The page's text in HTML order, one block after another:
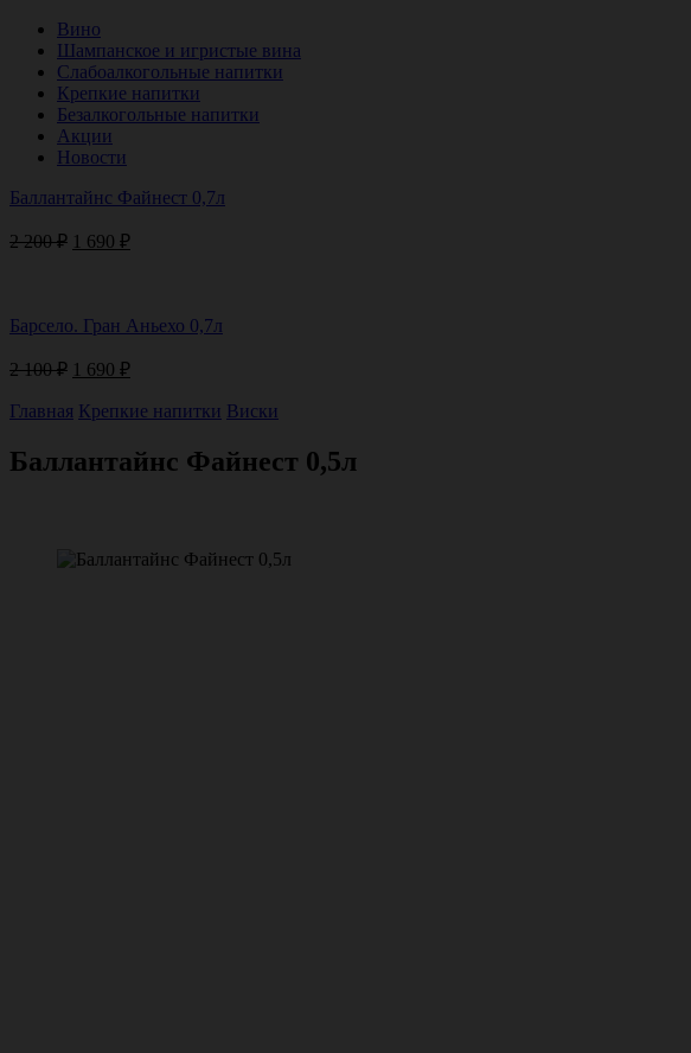
Вино
Шампанское и игристые вина
Слабоалкогольные напитки
Крепкие напитки
Безалкогольные напитки
Акции
Новости
Баллантайнс Файнест 0,7л
2 200₽ Первоначальная
200 ₽.
1 690 ₽Текущая
Барсело. Гран Аньехо 0,7л
2 100₽ Первоначальная
составляла
100 ₽.
1 690 ₽Текущая
1
Главная Крепкие напитки Виски
Баллантайнс Файнест 0,5л